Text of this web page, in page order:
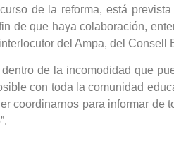
de la reforma, está
de que haya colaboración,
del Ampa, del Consell
dentro de la incomodidad que
con toda la comunidad
coordinarnos para informar de